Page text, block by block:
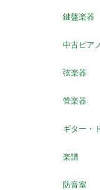
鍵盤楽器
中古ピア
弦楽器
管楽器
ギター・
楽譜
防音室